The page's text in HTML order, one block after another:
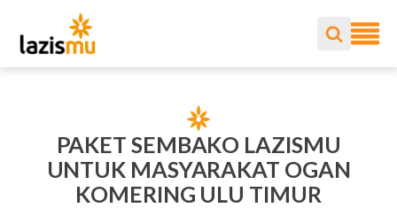
PAKET SEMBAKO LAZISMU
UNTUK MASYARAKAT OGAN
KOMERING ULU TIMUR